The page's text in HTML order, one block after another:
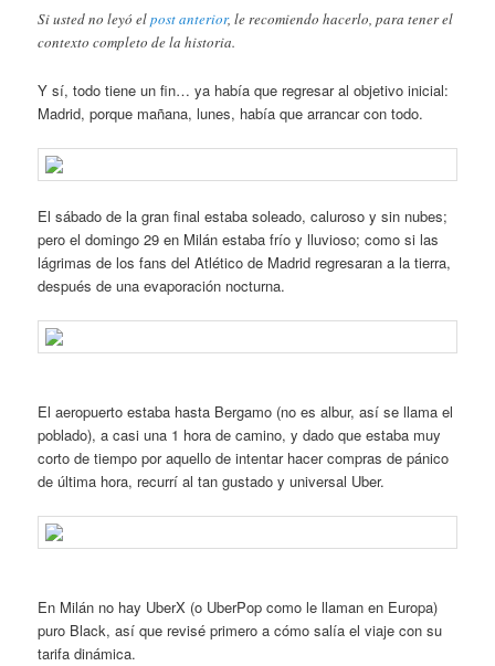
Si usted no leyó elpost anterior, le recomiendo hacerlo, para tener el
contexto completo de la historia.
Y sí, todo tiene un fin… ya había que regresar al objetivo inicial:
Madrid, porque mañana, lunes, había que arrancar con todo.
El sábado de la gran final estaba soleado, caluroso y sin nubes;
pero el domingo 29 en Milán estaba frío y lluvioso; como si las
lágrimas de los fans del Atlético de Madrid regresaran a la tierra,
después de una evaporación nocturna.
El aeropuerto estaba hasta Bergamo (no es albur, así se llama el
poblado), a casi una 1 hora de camino, y dado que estaba muy
corto de tiempo por aquello de intentar hacer compras de pánico
de última hora, recurrí al tan gustado y universal Uber.
En Milán no hay UberX (o UberPop como le llaman en Europa)
puro Black, así que revisé primero a cómo salía el viaje con su
tarifa dinámica.